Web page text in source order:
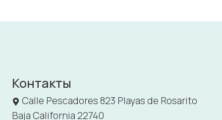
Контакты
Calle Pescadores 823 Playas de Rosarito
Baja California 22740